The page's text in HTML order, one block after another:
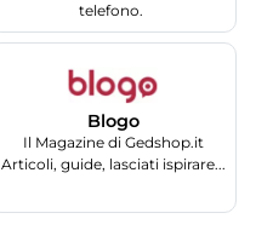
telefono.
Blogo
Il Magazine di Gedshop.it
Articoli, guide, lasciati ispirare...